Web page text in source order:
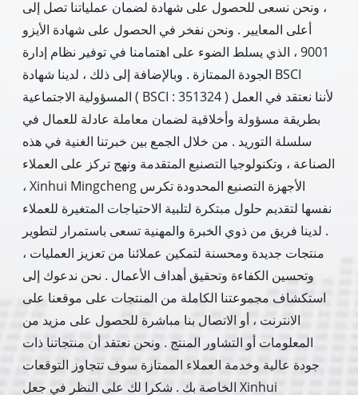
، ونحن نسعى للحصول على شهادة لضمان عملياتنا تصل إلى
أعلى المعايير . ونحن نفخر في الحصول على شهادة الأيزو
9001 ، الذي يسلط الضوء على اهتمامنا في توفير نظام إدارة
الجودة الممتازة . وبالإضافة إلى ذلك ، لدينا شهادة BSCI
المسؤولية الاجتماعية ( BSCI : 351324 ) لأننا نعتقد في العمل
بطريقة مسؤولة وأخلاقية لضمان معاملة عادلة للعمال في
سلسلة التوريد . من خلال الجمع بين خبرتنا الغنية في هذه
الصناعة ، وتكنولوجيا التصنيع المتقدمة ونهج تركز على العملاء
، Xinhui Mingcheng الأجهزة التصنيع المحدودة تكرس
نفسها لتقديم حلول مبتكرة لتلبية الاحتياجات المتغيرة للعملاء
. لدينا فريق من ذوي الخبرة والمهنية تسعى باستمرار لتطوير
منتجات جديدة ومحسنة لتمكين عملائنا من تعزيز العمليات ،
وتحسين الكفاءة وتحقيق أهداف الأعمال . نحن ندعوك إلى
استكشاف مجموعتنا الكاملة من المنتجات على موقعنا على
الانترنت ، أو الاتصال بنا مباشرة للحصول على مزيد من
المعلومات أو التشاور المنتج . ونحن نعتقد أن منتجاتنا ذات
جودة عالية وخدمة العملاء الممتازة سوف تتجاوز التوقعات
الخاصة بك . شكرا لك على النظر في جعل Xinhui